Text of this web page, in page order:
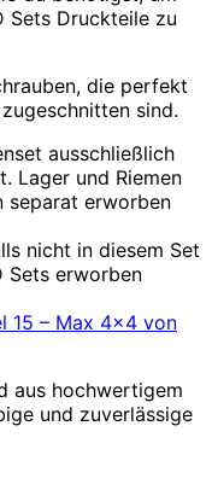
Sets Druckteile zu
die perfekt
sind.
ausschließlich
Lager und Riemen
separat erworben
nicht in diesem Set
Sets erworben
15 – Max 4×4 von
aus hochwertigem
und zuverlässige